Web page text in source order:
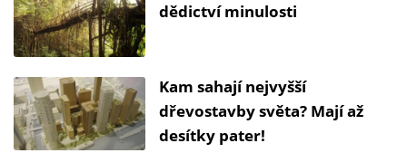
dědictví minulosti
Kam sahají nejvyšší
dřevostavby světa? Mají až
desítky pater!